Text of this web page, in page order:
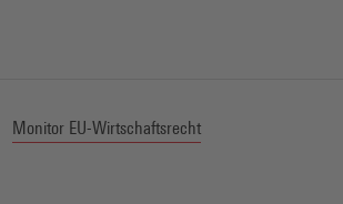
Monitor EU-Wirtschaftsrecht